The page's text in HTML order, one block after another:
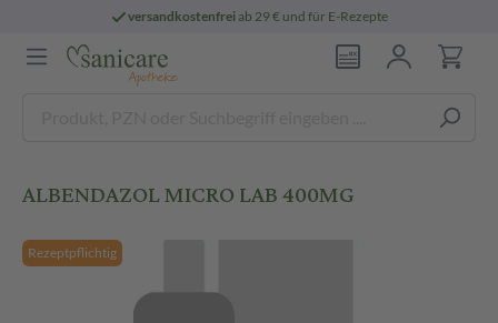
versandkostenfreiab 29 € und für E-Rezepte
ALBENDAZOL MICRO LAB 400MG
Rezeptpflichtig